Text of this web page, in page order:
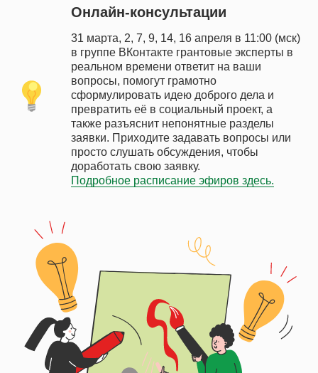
Онлайн-консультации
31 марта, 2, 7, 9, 14, 16 апреля в 11:00 (мск)
в группе ВКонтакте грантовые эксперты в
реальном времени ответит на ваши
вопросы, помогут грамотно
сформулировать идею доброго дела и
превратить её в социальный проект, а
также разъяснит непонятные разделы
заявки. Приходите задавать вопросы или
просто слушать обсуждения, чтобы
доработать свою заявку.
Подробное расписание эфиров здесь.